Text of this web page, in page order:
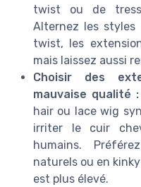
twist ou de
Alternez les styles
twist, les
mais laissez aussi
Choisir des
mauvaise qualité :
hair ou lace wig
irriter le cuir
humains.
naturels ou en
est plus élevé.